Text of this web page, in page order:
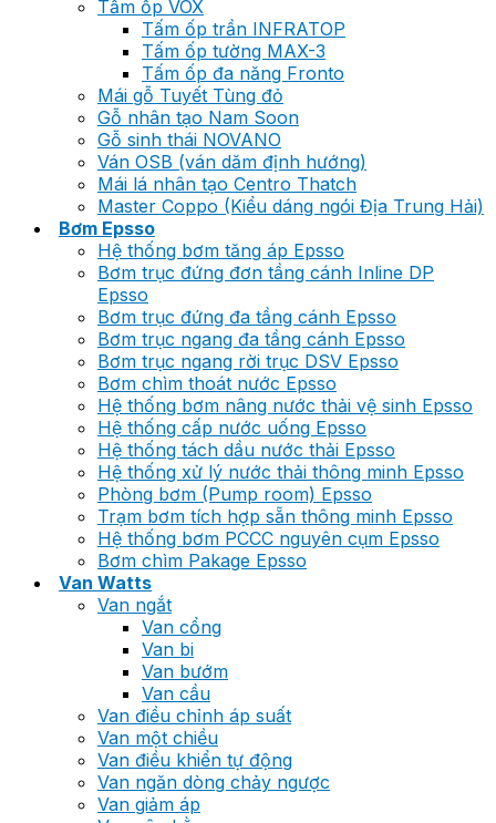
Tấm ốp VOX
Tấm ốp trần INFRATOP
Tấm ốp tường MAX-3
Tấm ốp đa năng Fronto
Mái gỗ Tuyết Tùng đỏ
Gỗ nhân tạo Nam Soon
Gỗ sinh thái NOVANO
Ván OSB (ván dăm định hướng)
Mái lá nhân tạo Centro Thatch
Master Coppo (Kiểu dáng ngói Địa Trung Hải)
Bơm Epsso
Hệ thống bơm tăng áp Epsso
Bơm trục đứng đơn tầng cánh Inline DP
Epsso
Bơm trục đứng đa tầng cánh Epsso
Bơm trục ngang đa tầng cánh Epsso
Bơm trục ngang rời trục DSV Epsso
Bơm chìm thoát nước Epsso
Hệ thống bơm nâng nước thải vệ sinh Epsso
Hệ thống cấp nước uống Epsso
Hệ thống tách dầu nước thải Epsso
Hệ thống xử lý nước thải thông minh Epsso
Phòng bơm (Pump room) Epsso
Trạm bơm tích hợp sẵn thông minh Epsso
Hệ thống bơm PCCC nguyên cụm Epsso
Bơm chìm Pakage Epsso
Van Watts
Van ngắt
Van cổng
Van bi
Van bướm
Van cầu
Van điều chỉnh áp suất
Van một chiều
Van điều khiển tự động
Van ngăn dòng chảy ngược
Van giảm áp